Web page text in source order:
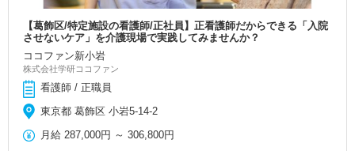
【葛飾区/特定施設の看護師/正社員】正看護師だからできる「入院
させないケア」を介護現場で実践してみませんか？
ココファン新小岩
株式会社学研ココファン
看護師 / 正職員
東京都 葛飾区 小岩5-14-2
月給 287,000円 ～306,800円